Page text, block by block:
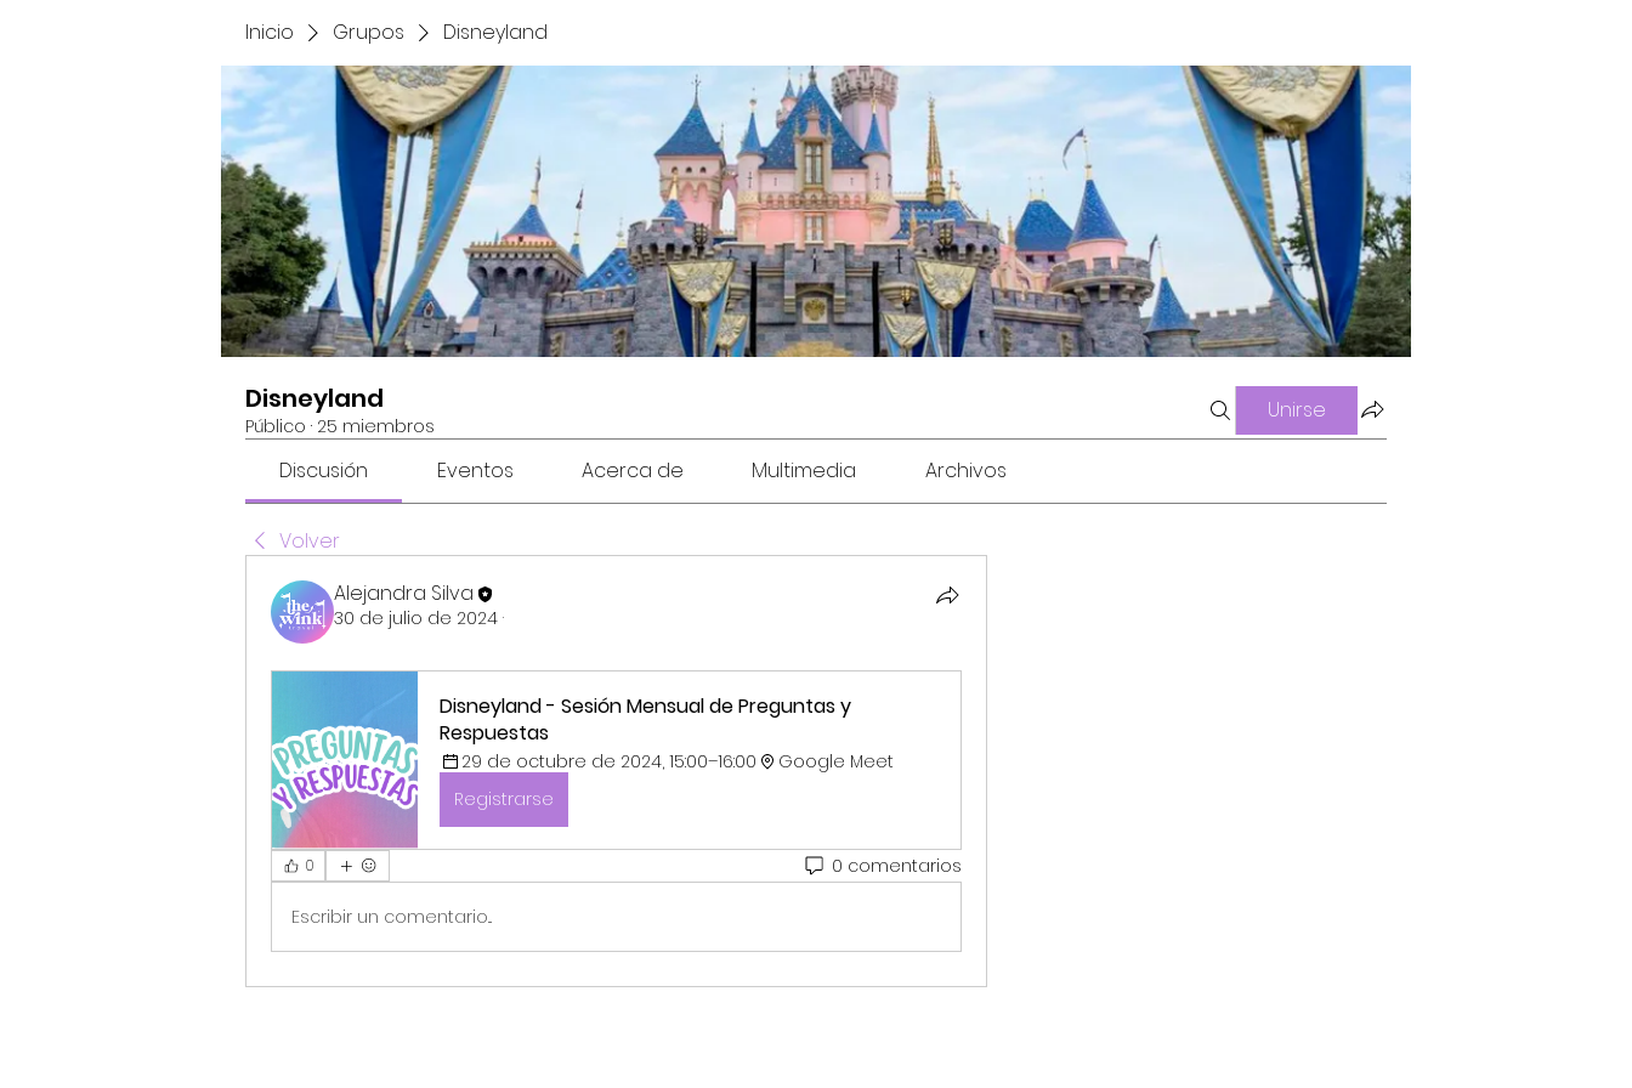
Inicio Grupos Disneyland
Disneyland
Público · 25 miembros
Unirse
Discusión Eventos Acerca de Multimedia Archivos
Volver
Alejandra Silva
30 de julio de 2024 ·
Disneyland - Sesión Mensual de Preguntas y
Respuestas
29 de octubre de 2024, 15:00–16:00
Google Meet
Registrarse
0 0 comentarios
Escribir un comentario...